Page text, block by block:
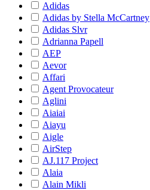
Adidas
Adidas by Stella McCartney
Adidas Slvr
Adrianna Papell
AEP
Aevor
Affari
Agent Provocateur
Aglini
Aiaiai
Aiayu
Aigle
AirStep
AJ.117 Project
Alaia
Alain Mikli